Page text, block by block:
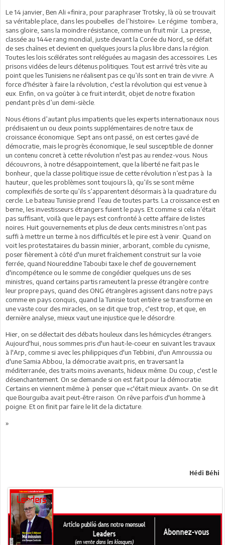
Le 14 janvier, Ben Ali «finira, pour paraphraser Trotsky, là où se trouvait
sa véritable place, dans les poubelles de l’histoire». Le régime tombera,
sans gloire, sans la moindre résistance, comme un fruit mûr. La presse,
classée au 144e rang mondial, juste devant la Corée du Nord, se défait
de ses chaînes et devient en quelques jours la plus libre dans la région.
Toutes les lois scélérates sont reléguées au magasin des accessoires. Les
prisons vidées de leurs détenus politiques. Tout est arrivé très vite au
point que les Tunisiens ne réalisent pas ce qu’ils sont en train de vivre. A
force d'hésiter à faire la révolution, c'est la révolution qui est venue à
eux. Enfin, on va goûter à ce fruit interdit, objet de notre fixation
pendant près d’un demi-siècle.
Nous étions d’autant plus impatients que les experts internationaux nous
prédisaient un ou deux points supplémentaires de notre taux de
croissance économique. Sept ans ont passé, on est certes gavé de
démocratie, mais le progrès économique, le seul susceptible de donner
un contenu concret à cette révolution n'est pas au rendez-vous. Nous
découvrons, à notre désappointement, que la liberté ne fait pas le
bonheur, que la classe politique issue de cette révolution n’est pas à la
hauteur, que les problèmes sont toujours là, qu’ils se sont même
complexifiés de sorte qu’ils s’apparentent désormais à la quadrature du
cercle. Le bateau Tunisie prend l’eau de toutes parts. La croissance est en
berne, les investisseurs étrangers fuient le pays. Et comme si cela n’était
pas suffisant, voilà que le pays est confronté à cette affaire de listes
noires. Huit gouvernements et plus de deux cents ministres n’ont pas
suffi à mettre un terme à nos difficultés et le pire est à venir. Quand on
voit les protestataires du bassin minier, arborant, comble du cynisme,
poser fièrement à côté d'un muret fraîchement construit sur la voie
ferrée, quand Noureddine Taboubi taxe le chef de gouvernement
d'incompétence ou le somme de congédier quelques uns de ses
ministres, quand certains partis rameutent la presse étrangère contre
leur propre pays, quand des ONG étrangères agissent dans notre pays
comme en pays conquis, quand la Tunisie tout entière se transforme en
une vaste cour des miracles, on se dit que trop, c'est trop, et que, en
dernière analyse, mieux vaut une injustice que le désordre.
Hier, on se délectait des débats houleux dans les hémicycles étrangers.
Aujourd'hui, nous sommes pris d'un haut-le-coeur en suivant les travaux
à l'Arp, comme si avec les philippiques d'un Tebbini, d'un Amroussia ou
d'une Samia Abbou, la démocratie avait pris, en traversant la
méditerranée, des traits moins avenants, hideux même. Du coup, c'est le
désenchantement. On se demande si on est fait pour la démocratie.
Certains en viennent même à penser que «c'était mieux avant». On se dit
que Bourguiba avait peut-être raison. On rêve parfois d'un homme à
poigne. Et on finit par faire le lit de la dictature.
»
Hédi Béhi